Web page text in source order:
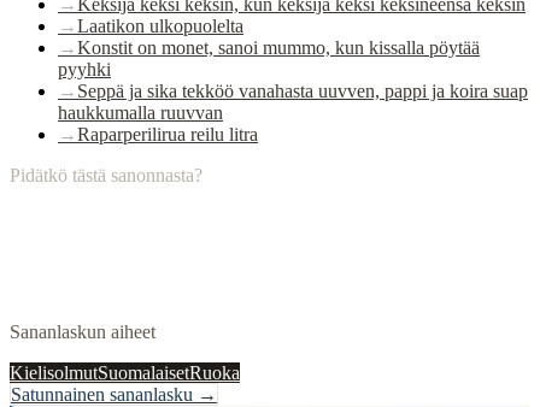
→Keksijä keksi keksin, kun keksijä keksi keksineensä keksin
→Laatikon ulkopuolelta
→Konstit on monet, sanoi mummo, kun kissalla pöytää
pyyhki
→ Seppä ja sika tekköö vanahasta uuvven, pappi ja koira suap
haukkumalla ruuvvan
→Raparperilirua reilu litra
Pidätkö tästä sanonnasta?
Sananlaskun aiheet
KielisolmutSuomalaisetRuoka
Satunnainen sananlasku →